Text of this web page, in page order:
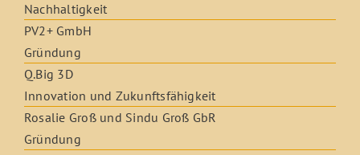
Nachhaltigkeit
PV2+ GmbH
Gründung
Q.Big 3D
Innovation und Zukunftsfähigkeit
Rosalie Groß und Sindu Groß GbR
Gründung